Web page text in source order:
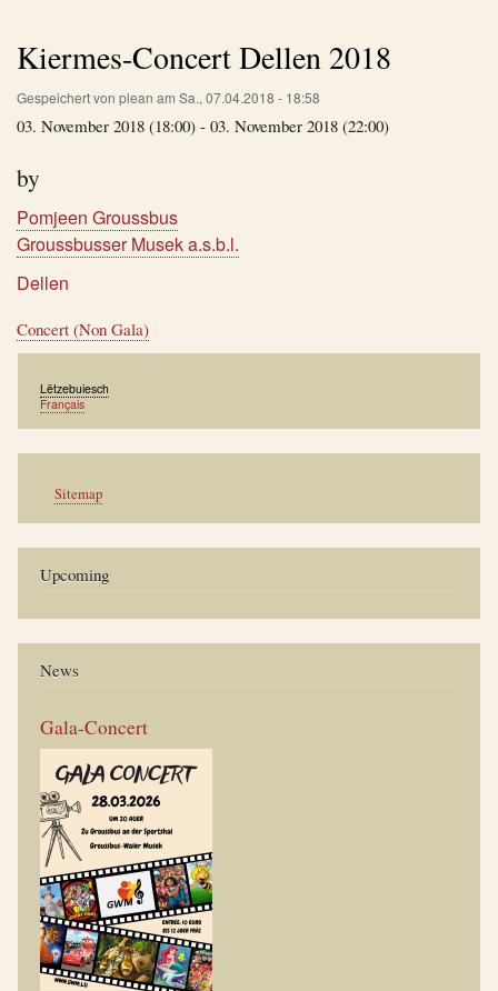
Kiermes-Concert Dellen 2018
Gespeichert von plean am Sa., 07.04.2018 - 18:58
03. November 2018 (18:00) - 03. November 2018 (22:00)
by
Pomjeen Groussbus
Groussbusser Musek a.s.b.l.
Dellen
Concert (Non Gala)
Lëtzebuiesch
Français
Sitemap
Upcoming
News
Gala-Concert